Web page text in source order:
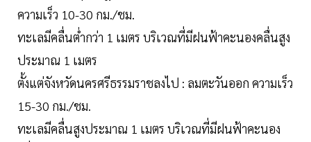
ความเร็ว 10-30 กม./ชม.
ทะเลมีคลื่นต่ำกว่า 1 เมตร บริเวณที่มีฝนฟ้าคะนองคลื่นสูง
ประมาณ 1 เมตร
ตั้งแต่จังหวัดนครศรีธรรมราชลงไป : ลมตะวันออก ความเร็ว
15-30 กม./ชม.
ทะเลมีคลื่นสูงประมาณ 1 เมตร บริเวณที่มีฝนฟ้าคะนอง